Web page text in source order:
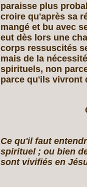
paraisse plus
croire qu'après sa
mangé et bu avec
eut dès lors une
corps ressuscités
mais de la
spirituels, non
parce qu'ils vivront
Ce qu'il faut
spirituel ; ou bien
sont vivifiés en